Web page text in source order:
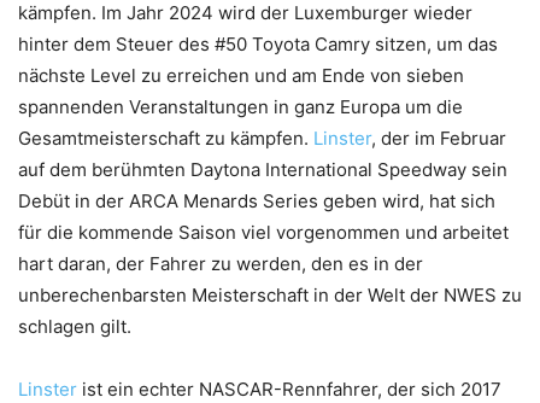
kämpfen. Im Jahr 2024 wird der Luxemburger wieder
hinter dem Steuer des #50 Toyota Camry sitzen, um das
nächste Level zu erreichen und am Ende von sieben
spannenden Veranstaltungen in ganz Europa um die
Gesamtmeisterschaft zu kämpfen. Linster, der im Februar
auf dem berühmten Daytona International Speedway sein
Debüt in der ARCA Menards Series geben wird, hat sich
für die kommende Saison viel vorgenommen und arbeitet
hart daran, der Fahrer zu werden, den es in der
unberechenbarsten Meisterschaft in der Welt der NWES zu
schlagen gilt.
Linster ist ein echter NASCAR-Rennfahrer, der sich 2017